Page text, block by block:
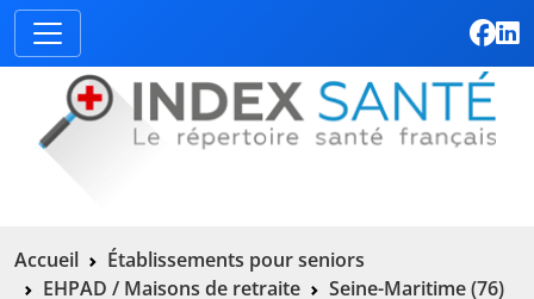
Accueil
Établissements pour seniors
EHPAD / Maisons de retraite
Seine-Maritime (76)